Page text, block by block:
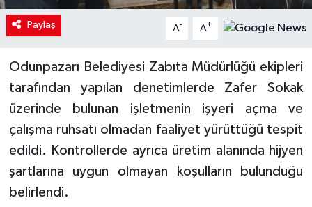
Paylaş A- A+
Odunpazarı Belediyesi Zabıta Müdürlüğü ekipleri
tarafından yapılan denetimlerde Zafer Sokak
üzerinde bulunan işletmenin işyeri açma ve
çalışma ruhsatı olmadan faaliyet yürüttüğü tespit
edildi. Kontrollerde ayrıca üretim alanında hijyen
şartlarına uygun olmayan koşulların bulunduğu
belirlendi.